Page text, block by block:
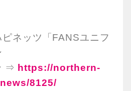
ピネッツ「FANSユニフ
⇒ https://northern-
8125/